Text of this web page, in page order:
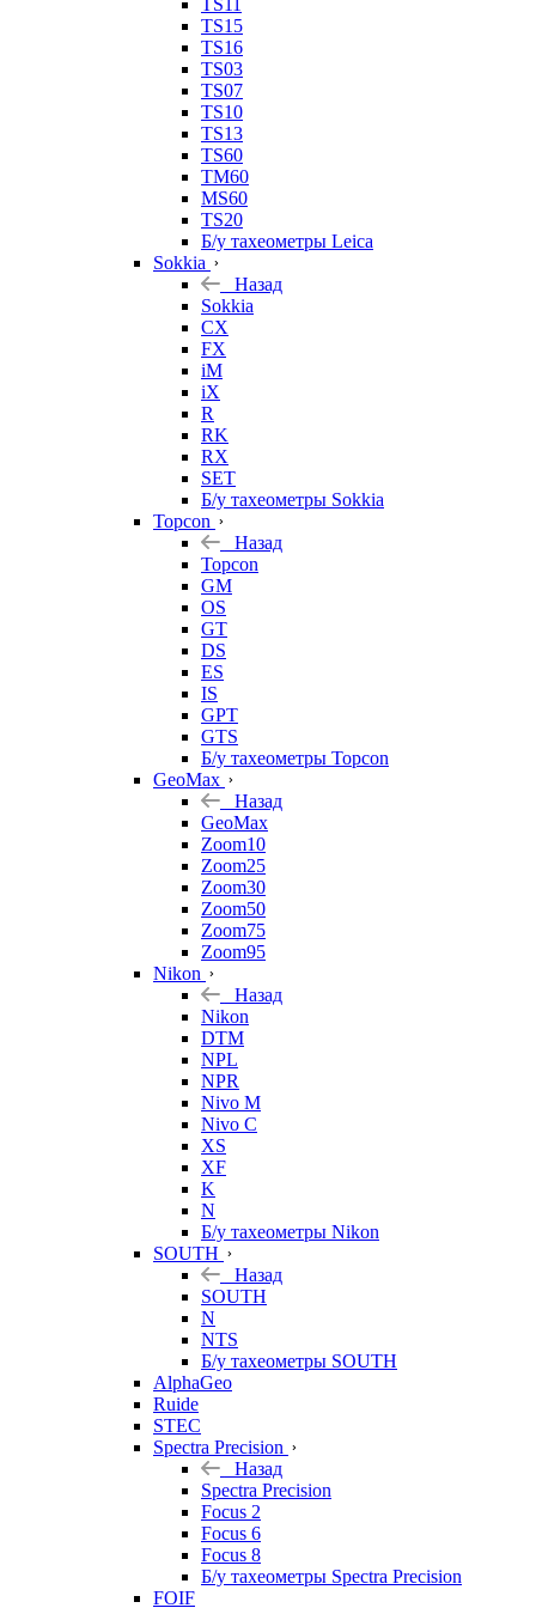
TS11
TS15
TS16
TS03
TS07
TS10
TS13
TS60
TM60
MS60
TS20
Б/у тахеометры Leica
Sokkia
Назад
Sokkia
CX
FX
iM
iX
R
RK
RX
SET
Б/у тахеометры Sokkia
Topcon
Назад
Topcon
GM
OS
GT
DS
ES
IS
GPT
GTS
Б/у тахеометры Topcon
GeoMax
Назад
GeoMax
Zoom10
Zoom25
Zoom30
Zoom50
Zoom75
Zoom95
Nikon
Назад
Nikon
DTM
NPL
NPR
Nivo M
Nivo C
XS
XF
K
N
Б/у тахеометры Nikon
SOUTH
Назад
SOUTH
N
NTS
Б/у тахеометры SOUTH
AlphaGeo
Ruide
STEC
Spectra Precision
Назад
Spectra Precision
Focus 2
Focus 6
Focus 8
Б/у тахеометры Spectra Precision
FOIF